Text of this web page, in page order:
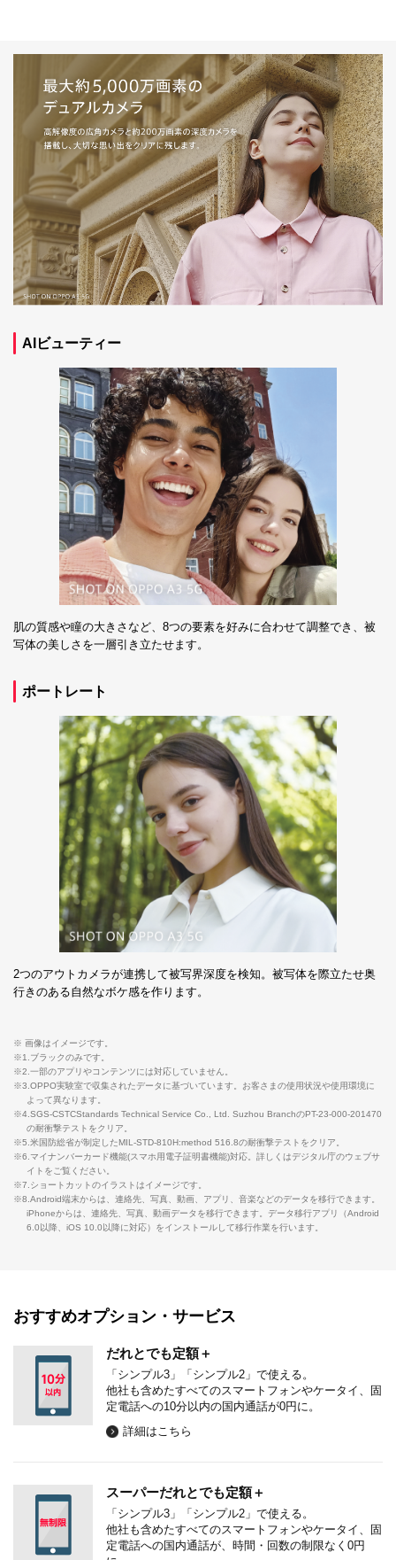
AIビューティー
肌の質感や瞳の大きさなど、8つの要素を好みに合わせて調整でき、被
写体の美しさを一層引き立たせます。
ポートレート
2つのアウトカメラが連携して被写界深度を検知。被写体を際立たせ奥
行きのある自然なボケ感を作ります。
※ 画像はイメージです。
※1.ブラックのみです。
※2.一部のアプリやコンテンツには対応していません。
※3.OPPO実験室で収集されたデータに基づいています。お客さまの使用状況や使用環境に
よって異なります。
※4.SGS-CSTCStandards Technical Service Co., Ltd. Suzhou BranchのPT-23-000-201470
の耐衝撃テストをクリア。
※5.米国防総省が制定したMIL-STD-810H:method 516.8の耐衝撃テストをクリア。
※6.マイナンバーカード機能(スマホ用電子証明書機能)対応。詳しくはデジタル庁のウェブサ
イトをご覧ください。
※7.ショートカットのイラストはイメージです。
※8.Android端末からは、連絡先、写真、動画、アプリ、音楽などのデータを移行できます。
iPhoneからは、連絡先、写真、動画データを移行できます。データ移行アプリ（Android
6.0以降、iOS 10.0以降に対応）をインストールして移行作業を行います。
おすすめオプション・サービス
だれとでも定額＋
「シンプル3」「シンプル2」で使える。
他社も含めたすべてのスマートフォンやケータイ、固
定電話への10分以内の国内通話が0円に。
詳細はこちら
スーパーだれとでも定額＋
「シンプル3」「シンプル2」で使える。
他社も含めたすべてのスマートフォンやケータイ、固
定電話への国内通話が、時間・回数の制限なく0円